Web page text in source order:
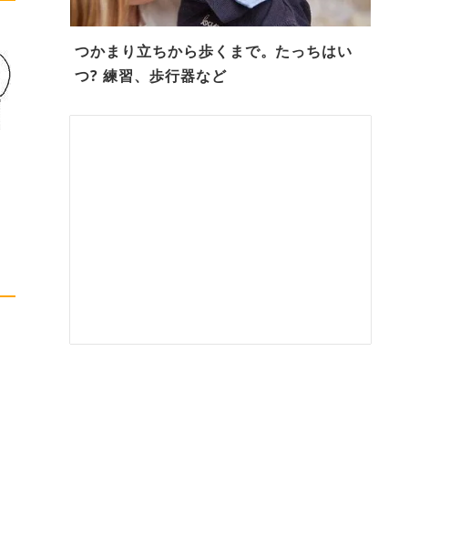
つかまり立ちから歩くまで。たっちはい
つ? 練習、歩行器など